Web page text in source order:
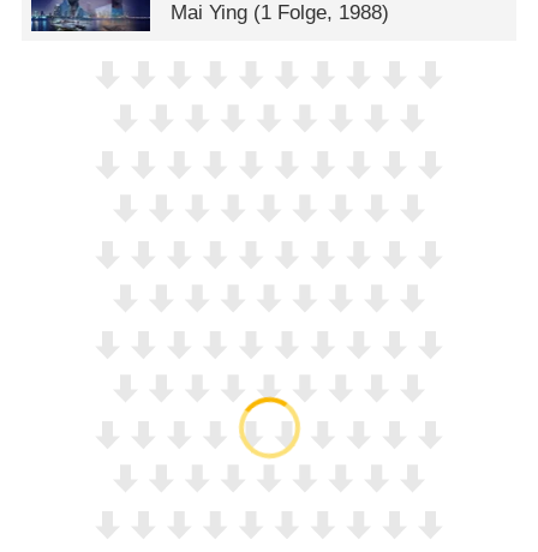
Mai Ying (1 Folge, 1988)